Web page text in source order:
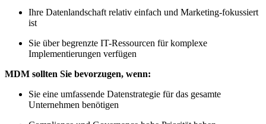
Ihre Datenlandschaft relativ einfach und Marketing-fokussiert
ist
Sie über begrenzte IT-Ressourcen für komplexe
Implementierungen verfügen
MDM sollten Sie bevorzugen, wenn:
Sie eine umfassende Datenstrategie für das gesamte
Unternehmen benötigen